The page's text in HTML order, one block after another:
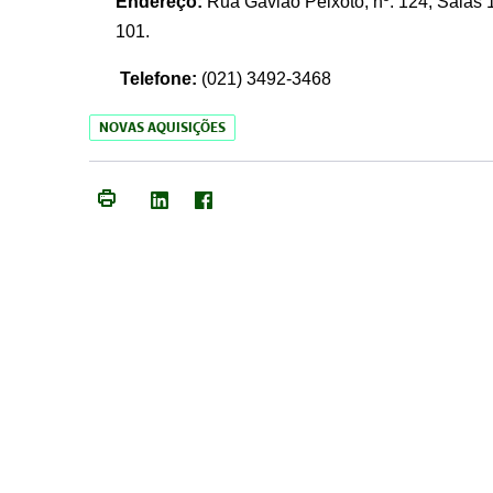
101.
Telefone: (021) 3492-3468
NOVAS AQUISIÇÕES